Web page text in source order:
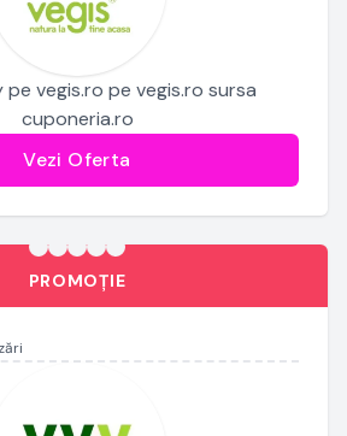
pe vegis.ro pe vegis.ro sursa
cuponeria.ro
Vezi Oferta
PROMOȚIE